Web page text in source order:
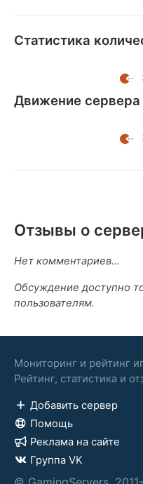
Статистика
Движение сервера
Отзывы о
Нет комментариев...
Обсуждение доступно
пользователям.
Мониторинг и рейтинг
Рейтинг, статистика и
Добавить сервер
Помощь
Реклама на сайте
Группа VK